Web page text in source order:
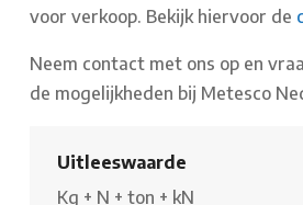
voor verkoop. Bekijk hiervoor de
Neem contact met ons op en
de mogelijkheden bij Metesco
Uitleeswaarde
Kg + N + ton + kN